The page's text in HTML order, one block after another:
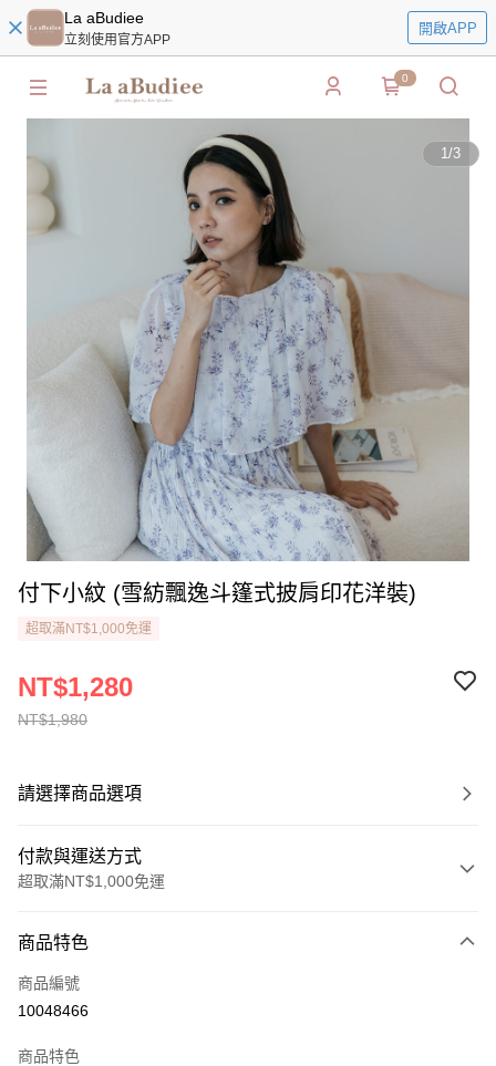
La aBudiee
立刻使用官方APP
開啟APP
0
1/3
付下小紋 (雪紡飄逸斗篷式披肩印花洋裝)
超取滿NT$1,000免運
NT$1,980
NT$1,280
請選擇商品選項
付款與運送方式
超取滿NT$1,000免運
信用卡一次付款
LINE Pay
商品特色
商品編號
10048466
商品特色